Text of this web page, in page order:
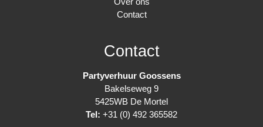
Contact
Contact
Partyverhuur Goossens
Bakelseweg 9
5425WB De Mortel
Tel: +31 (0) 492 365582